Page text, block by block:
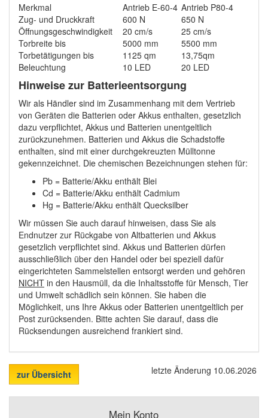
Merkmal Antrieb E-60-4 Antrieb P80-4
Zug- und Druckkraft
600 N
650 N
Öffnungsgeschwindigkeit
20 cm/s
25 cm/s
Torbreite bis
5000 mm
5500 mm
Torbetätigungen bis
1125 qm
13,75qm
Beleuchtung
10 LED 20 LED
Hinweise zur Batterieentsorgung
Wir als Händler sind im Zusammenhang mit dem Vertrieb
von Geräten die Batterien oder Akkus enthalten, gesetzlich
dazu verpflichtet, Akkus und Batterien unentgeltlich
zurückzunehmen. Batterien und Akkus die Schadstoffe
enthalten, sind mit einer durchgekreuzten Mülltonne
gekennzeichnet. Die chemischen Bezeichnungen stehen für:
Pb = Batterie/Akku enthält Blei
Cd = Batterie/Akku enthält Cadmium
Hg = Batterie/Akku enthält Quecksilber
Wir müssen Sie auch darauf hinweisen, dass Sie als
Endnutzer zur Rückgabe von Altbatterien und Akkus
gesetzlich verpflichtet sind. Akkus und Batterien dürfen
ausschließlich über den Handel oder bei speziell dafür
eingerichteten Sammelstellen entsorgt werden und gehören
NICHT in den Hausmüll, da die Inhaltsstoffe für Mensch, Tier
und Umwelt schädlich sein können. Sie haben die
Möglichkeit, uns Ihre Akkus oder Batterien unentgeltlich per
Post zurücksenden. Bitte achten Sie darauf, dass die
Rücksendungen ausreichend frankiert sind.
zur Übersicht letzte Änderung 10.06.2026
Mein Konto